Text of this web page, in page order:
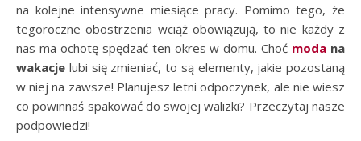
na kolejne intensywne miesiące pracy. Pomimo tego, że
tegoroczne obostrzenia wciąż obowiązują, to nie każdy z
nas ma ochotę spędzać ten okres w domu. Choć moda na
wakacje lubi się zmieniać, to są elementy, jakie pozostaną
w niej na zawsze! Planujesz letni odpoczynek, ale nie wiesz
co powinnaś spakować do swojej walizki? Przeczytaj nasze
podpowiedzi!